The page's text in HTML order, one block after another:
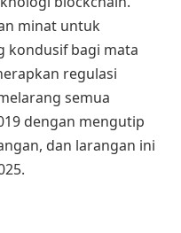
minat untuk
kondusif bagi mata
regulasi
semua
dengan mengutip
dan larangan ini